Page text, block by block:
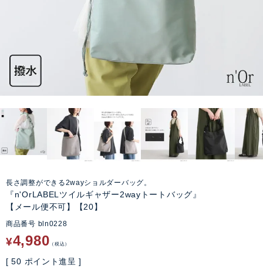
長さ調整ができる2wayショルダーバッグ。
『n'OrLABELツイルギャザー2wayトートバッグ』
【メール便不可】【20】
商品番号 bln0228
¥4,980 税込
[ 50 ポイント進呈 ]